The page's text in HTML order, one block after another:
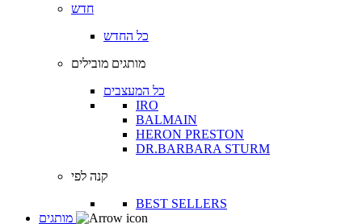
חדש
כל החדש
מותגים מובילים
כל המעצבים
IRO
BALMAIN
HERON PRESTON
DR.BARBARA STURM
קנה לפי
BEST SELLERS